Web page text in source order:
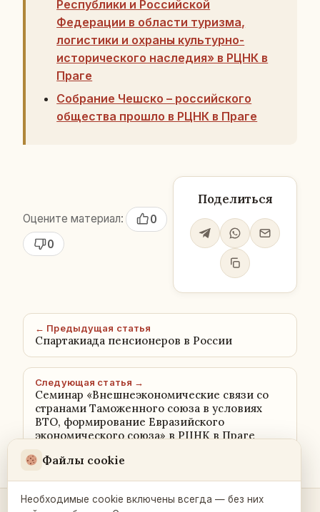
Республики и Российской
Федерации в области туризма,
логистики и охраны культурно-
исторического наследия» в РЦНК в
Праге
Собрание Чешско – российского
общества прошло в РЦНК в Праге
Оцените материал:
0
0
Поделиться
← Предыдущая статья
Спартакиада пенсионеров в России
Следующая статья →
Семинар «Внешнеэкономические связи со
странами Таможенного союза в условиях
ВТО, формирование Евразийского
экономического союза» в РЦНК в Праге
Файлы cookie
Необходимые cookie включены всегда — без них